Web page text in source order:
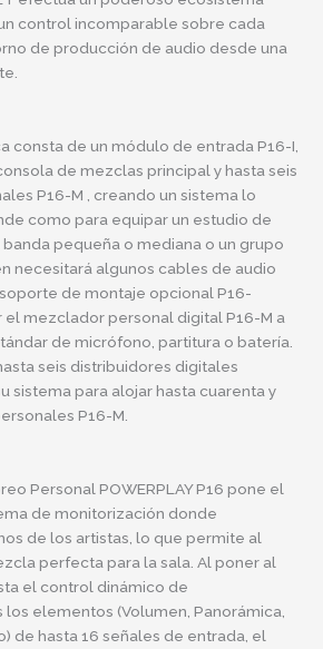
control incomparable sobre cada
de producción de audio desde una
consta de un módulo de entrada P16-I,
de mezclas principal y hasta seis
P16-M , creando un sistema lo
como para equipar un estudio de
pequeña o mediana o un grupo
necesitará algunos cables de audio
soporte de montaje opcionalP16-
el mezclador personal digitalP16-M a
de micrófono, partitura o batería.
seis distribuidores digitales
sistema para alojar hasta cuarenta y
P16-M.
Personal POWERPLAY P16 pone el
de monitorización donde
de los artistas, lo que permite al
perfecta para la sala. Al poner al
el control dinámico de
elementos (Volumen, Panorámica,
de hasta 16 señales de entrada, el